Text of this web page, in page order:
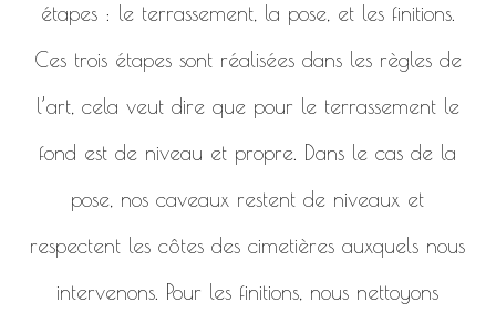
étapes : le terrassement, la pose, et les finitions.
Ces trois étapes sont réalisées dans les règles de
l’art, cela veut dire que pour le terrassement le
fond est de niveau et propre. Dans le cas de la
pose, nos caveaux restent de niveaux et
respectent les côtes des cimetières auxquels nous
intervenons. Pour les finitions, nous nettoyons